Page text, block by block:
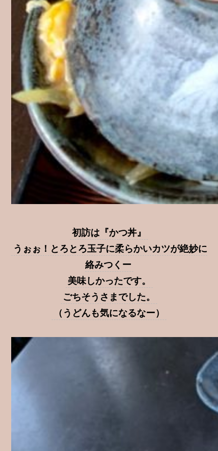
初訪は『かつ丼』
うぉぉ！とろとろ玉子に柔らかいカツが絶妙に
絡みつくー
美味しかったです。
ごちそうさまでした。
（うどんも気になるなー）